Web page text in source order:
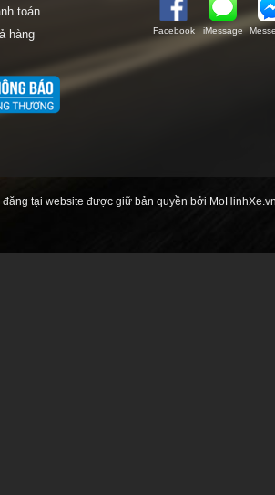
toán
hàng
Facebook iMessage
tại website được giữ bản quyền bởi